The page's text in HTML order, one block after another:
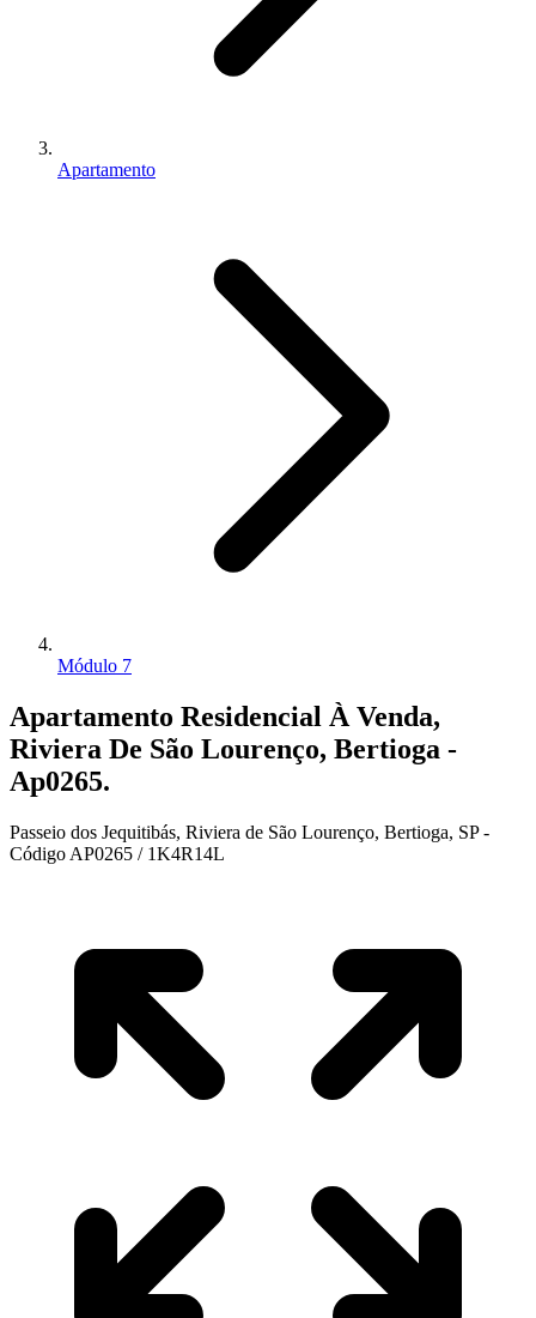
Apartamento
Módulo 7
Apartamento Residencial À Venda,
Riviera De São Lourenço, Bertioga -
Ap0265.
Passeio dos Jequitibás, Riviera de São Lourenço, Bertioga, SP -
Código AP0265 / 1K4R14L